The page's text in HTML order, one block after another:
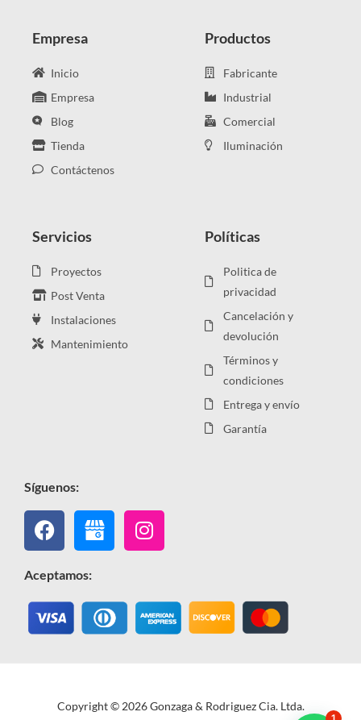
Empresa
Inicio
Empresa
Blog
Tienda
Contáctenos
Productos
Fabricante
Industrial
Comercial
Iluminación
Servicios
Proyectos
Post Venta
Instalaciones
Mantenimiento
Políticas
Politica de
privacidad
Cancelación y
devolución
Términos y
condiciones
Entrega y envío
Garantía
Síguenos:
Facebook Instagram
Aceptamos:
Copyright © 2026 Gonzaga & Rodriguez Cia. Ltda.